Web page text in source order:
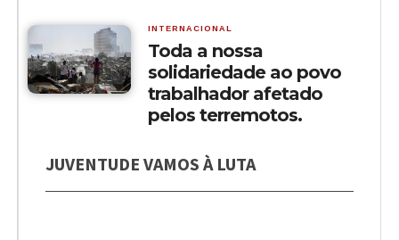
INTERNACIONAL
Toda a nossa
solidariedade ao povo
trabalhador afetado
pelos terremotos.
JUVENTUDE VAMOS À LUTA